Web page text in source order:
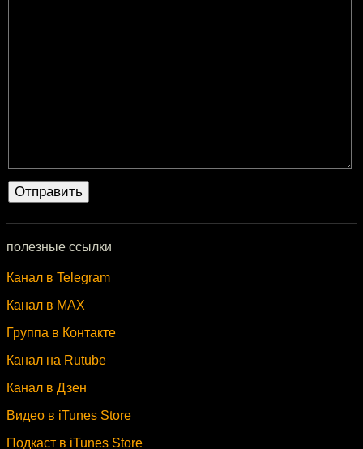
полезные ссылки
Канал в Telegram
Канал в MAX
Группа в Контакте
Канал на Rutube
Канал в Дзен
Видео в iTunes Store
Подкаст в iTunes Store